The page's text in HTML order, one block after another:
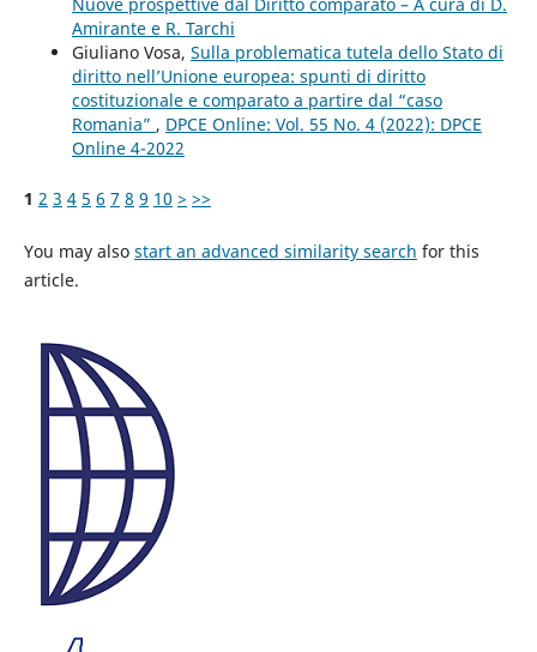
Nuove prospettive dal Diritto comparato – A cura di D.
Amirante e R. Tarchi
Giuliano Vosa, Sulla problematica tutela dello Stato di
diritto nell’Unione europea: spunti di diritto
costituzionale e comparato a partire dal “caso
Romania” , DPCE Online: Vol. 55 No. 4 (2022): DPCE
Online 4-2022
1 2 3 4 5 6 7 8 9 10 > >>
You may also start an advanced similarity search for this
article.